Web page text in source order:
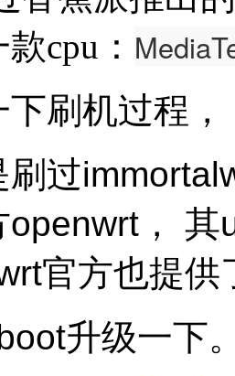
cpu：
刷机过程，
刷过
openwrt，
官方也提供
升级一下